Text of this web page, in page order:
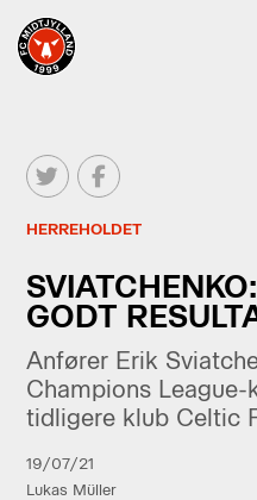
HERREHOLDET
GODT
Anfører Erik
Champions
tidligere klub Celtic
19/07/21
Lukas Müller